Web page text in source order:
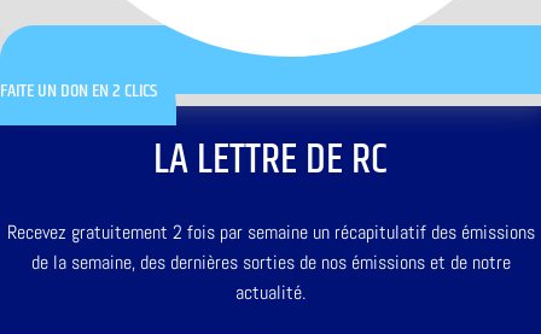
FAITE UN DON EN 2 CLICS
LA LETTRE DE RC
Recevez gratuitement 2 fois par semaine un récapitulatif des émissions
de la semaine, des dernières sorties de nos émissions et de notre
actualité.